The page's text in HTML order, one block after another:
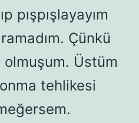
pışpışlayayım
Çünkü
Üstüm
tehlikesi